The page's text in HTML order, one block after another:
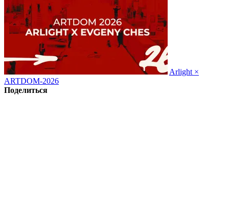
Arlight ×
ARTDOM-2026
Поделиться